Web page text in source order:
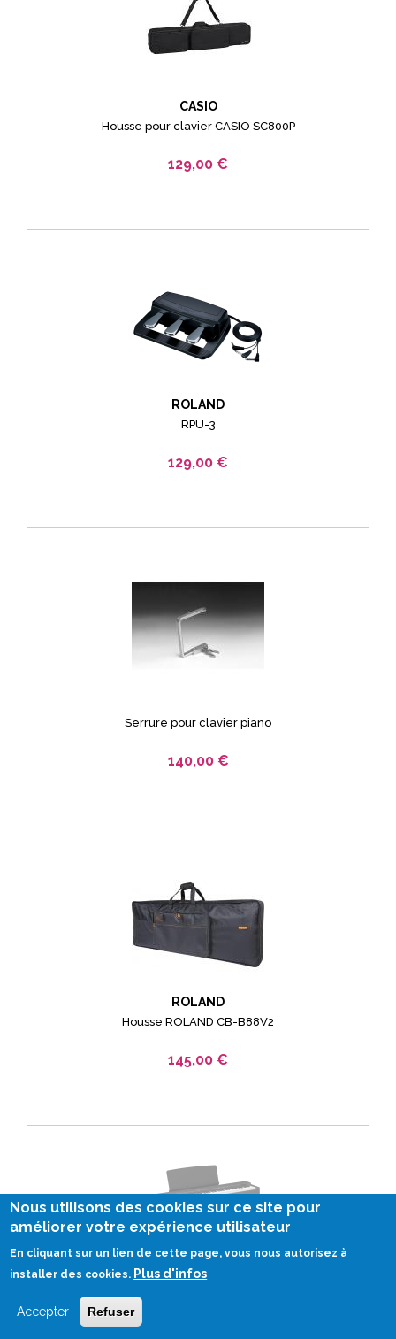
CASIO
Housse pour clavier CASIO SC800P
129,00 €
ROLAND
RPU-3
129,00 €
Serrure pour clavier piano
140,00 €
ROLAND
Housse ROLAND CB-B88V2
145,00 €
Stand L-200 pour Yamaha P-225
Nous utilisons des cookies sur ce site pour
améliorer votre expérience utilisateur
En cliquant sur un lien de cette page, vous nous autorisez à
installer des cookies. Plus d'infos
Accepter Refuser